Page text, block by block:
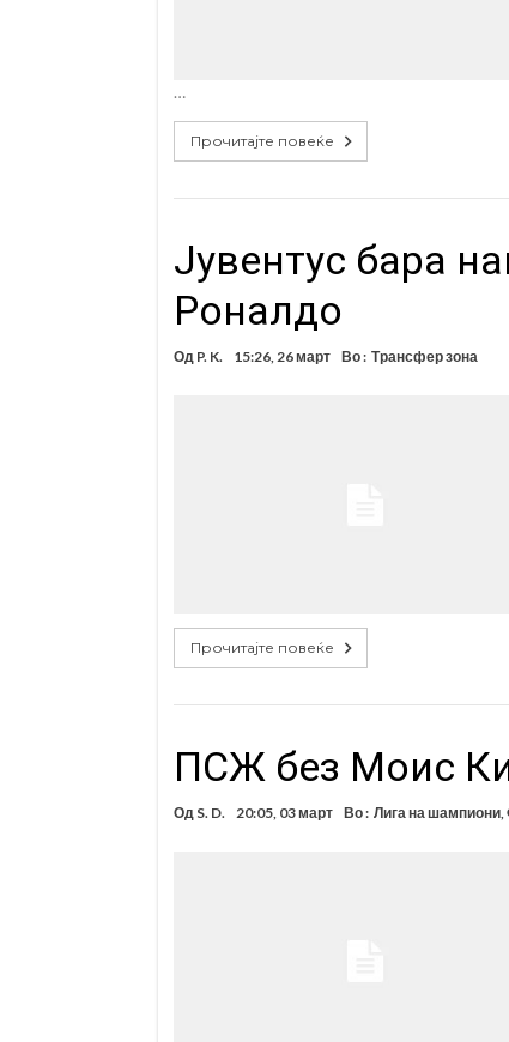
…
Прочитајте повеќе
Јувентус бара
Роналдо
Од P. K. 15:26, 26 март Во : Трансфер зона
Прочитајте повеќе
ПСЖ без Моис
Од S. D. 20:05, 03 март Во : Лига на шампиони,